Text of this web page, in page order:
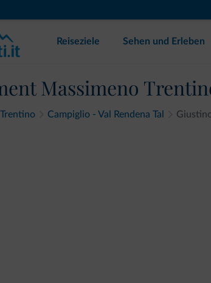
Reiseziele Sehen und Erleben
Massimeno
Trentino Campiglio - Val Rendena Tal